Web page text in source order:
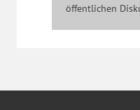
öffentlichen